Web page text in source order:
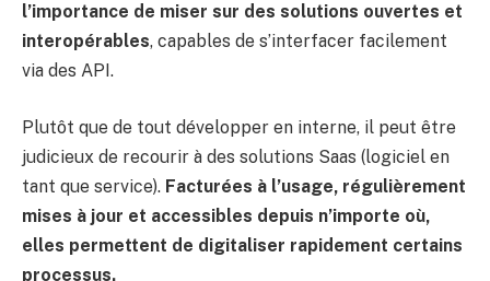
l’importance de miser sur des solutions ouvertes et
interopérables, capables de s’interfacer facilement
via des API.
Plutôt que de tout développer en interne, il peut être
judicieux de recourir à des solutions Saas (logiciel en
tant que service). Facturées à l’usage, régulièrement
mises à jour et accessibles depuis n’importe où,
elles permettent de digitaliser rapidement certains
processus.